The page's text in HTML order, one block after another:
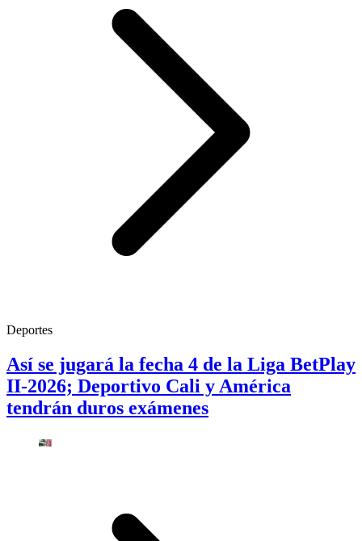
Deportes
Así se jugará la fecha 4 de la Liga BetPlay
II-2026; Deportivo Cali y América
tendrán duros exámenes